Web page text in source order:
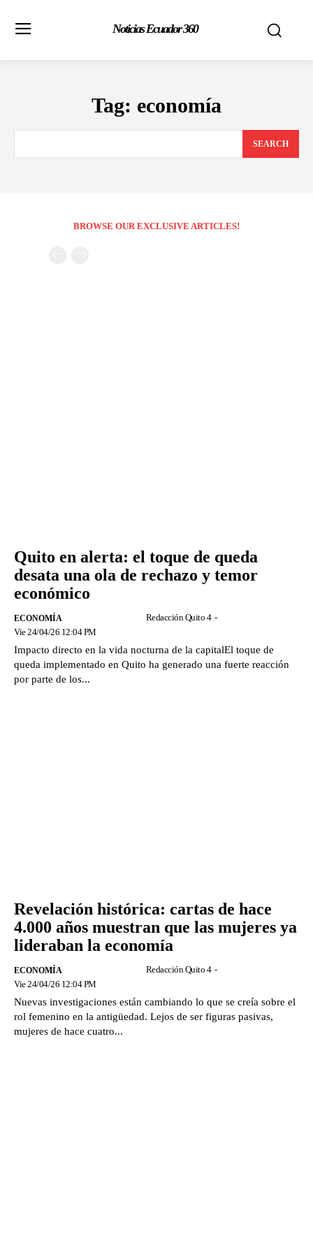
Noticias Ecuador 360
Tag: economía
SEARCH
BROWSE OUR EXCLUSIVE ARTICLES!
Quito en alerta: el toque de queda
desata una ola de rechazo y temor
económico
ECONOMÍA Redacción Quito 4 -
Vie 24/04/26 12:04 PM
Impacto directo en la vida nocturna de la capitalEl toque de
queda implementado en Quito ha generado una fuerte reacción
por parte de los...
Revelación histórica: cartas de hace
4.000 años muestran que las mujeres ya
lideraban la economía
ECONOMÍA Redacción Quito 4 -
Vie 24/04/26 12:04 PM
Nuevas investigaciones están cambiando lo que se creía sobre el
rol femenino en la antigüedad. Lejos de ser figuras pasivas,
mujeres de hace cuatro...